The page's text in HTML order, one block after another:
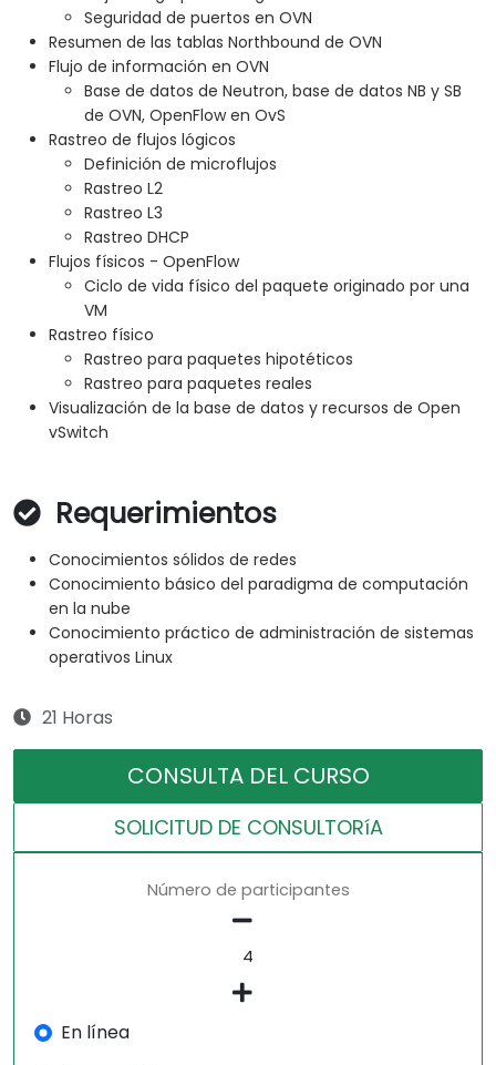
Seguridad de puertos en OVN
Resumen de las tablas Northbound de OVN
Flujo de información en OVN
Base de datos de Neutron, base de datos NB y SB
de OVN, OpenFlow en OvS
Rastreo de flujos lógicos
Definición de microflujos
Rastreo L2
Rastreo L3
Rastreo DHCP
Flujos físicos - OpenFlow
Ciclo de vida físico del paquete originado por una
VM
Rastreo físico
Rastreo para paquetes hipotéticos
Rastreo para paquetes reales
Visualización de la base de datos y recursos de Open
vSwitch
Requerimientos
Conocimientos sólidos de redes
Conocimiento básico del paradigma de computación
en la nube
Conocimiento práctico de administración de sistemas
operativos Linux
21 Horas
CONSULTA DEL CURSO
SOLICITUD DE CONSULTORíA
Número de participantes
En línea